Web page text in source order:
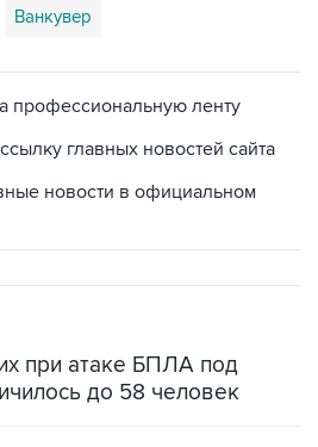
Ванкувер
профессиональную ленту
главных новостей сайта
новости в официальном
при атаке БПЛА под
до 58 человек